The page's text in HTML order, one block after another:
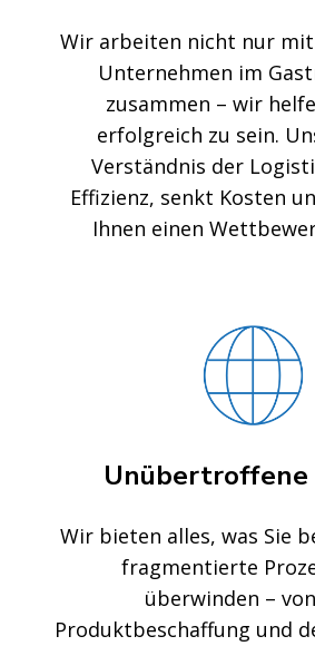
Wir arbeiten nicht nur
Unternehmen im
zusammen – wir
erfolgreich zu sein.
Verständnis der
Effizienz, senkt Kosten
Ihnen einen
Unübertroffene
Wir bieten alles, was Sie
fragmentierte
überwinden –
Produktbeschaffung und